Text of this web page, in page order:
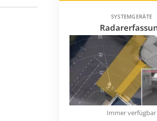
SYSTEMGERÄTE
Immer verfügbar